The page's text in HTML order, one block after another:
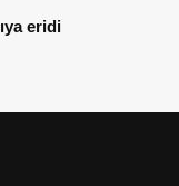
eridi